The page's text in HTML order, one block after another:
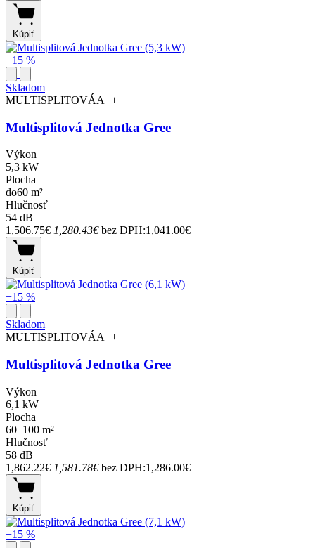
Kúpiť
−15 %
Skladom
MULTISPLITOVÁA++
Multisplitová Jednotka Gree
Výkon
5,3 kW
Plocha
do60 m²
Hlučnosť
54 dB
1,506.75€ 1,280.43€ bez DPH:1,041.00€
Kúpiť
−15 %
Skladom
MULTISPLITOVÁA++
Multisplitová Jednotka Gree
Výkon
6,1 kW
Plocha
60–100 m²
Hlučnosť
58 dB
1,862.22€ 1,581.78€ bez DPH:1,286.00€
Kúpiť
−15 %